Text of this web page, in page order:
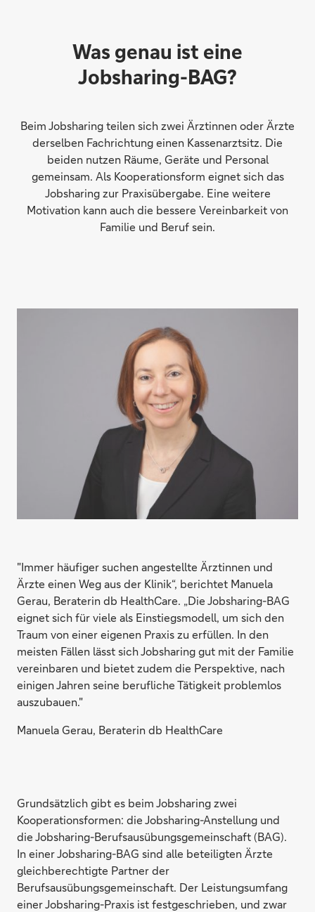
Was genau ist eine
Jobsharing-BAG?
Beim Jobsharing teilen sich zwei Ärztinnen oder Ärzte
derselben Fachrichtung einen Kassenarztsitz. Die
beiden nutzen Räume, Geräte und Personal
gemeinsam. Als Kooperationsform eignet sich das
Jobsharing zur Praxisübergabe. Eine weitere
Motivation kann auch die bessere Vereinbarkeit von
Familie und Beruf sein.
"Immer häufiger suchen angestellte Ärztinnen und
Ärzte einen Weg aus der Klinik“, berichtet Manuela
Gerau, Beraterin db HealthCare. „Die Jobsharing-BAG
eignet sich für viele als Einstiegsmodell, um sich den
Traum von einer eigenen Praxis zu erfüllen. In den
meisten Fällen lässt sich Jobsharing gut mit der Familie
vereinbaren und bietet zudem die Perspektive, nach
einigen Jahren seine berufliche Tätigkeit problemlos
auszubauen."
Manuela Gerau, Beraterin db HealthCare
Grundsätzlich gibt es beim Jobsharing zwei
Kooperationsformen: die Jobsharing-Anstellung und
die Jobsharing-Berufsausübungsgemeinschaft (BAG).
In einer Jobsharing-BAG sind alle beteiligten Ärzte
gleichberechtigte Partner der
Berufsausübungsgemeinschaft. Der Leistungsumfang
einer Jobsharing-Praxis ist festgeschrieben, und zwar